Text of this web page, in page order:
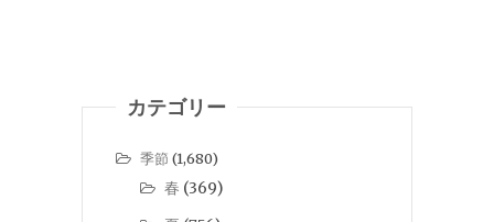
カテゴリー
季節 (1,680)
春 (369)